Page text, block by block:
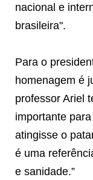
nacional e
brasileira".
Para o
homenagem é
professor Ariel
importante
atingisse o
é uma
e sanidade.”